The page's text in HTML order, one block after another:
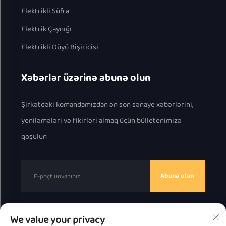
Elektrikli Süfrə
Elektrik Çaynığı
Elektrikli Düyü Bişiricisi
Xəbərlər üzərinə abunə olun
Şirkətdəki komandamızdan ən son sənaye xəbərlərini,
yeniləmələri və fikirləri almaq üçün bülletenimizə
qoşulun
Abunə olun
Müəllif hüquqları © 2025, Chaozhou Great Bear
We value your privacy